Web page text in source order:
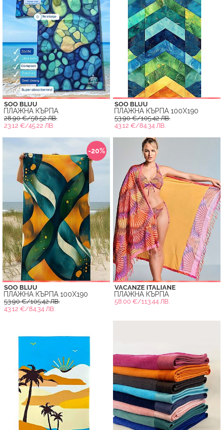
SOO BLUU
ПЛАЖНА КЪРПА
28.90 €/56.52 ЛВ.
23.12 €/45.22 ЛВ.
SOO BLUU
ПЛАЖНА КЪРПА 100X190
53.90 €/105.42 ЛВ.
43.12 €/84.34 ЛВ.
-20%
SOO BLUU
ПЛАЖНА КЪРПА 100X190
53.90 €/105.42 ЛВ.
43.12 €/84.34 ЛВ.
VACANZE ITALIANE
ПЛАЖНА КЪРПА
58.00 €/113.44 ЛВ.